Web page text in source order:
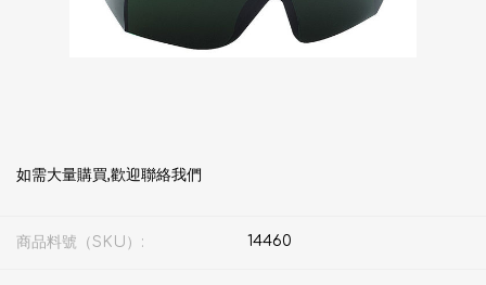
如需大量購買,歡迎聯絡我們
商品料號（SKU）: 14460